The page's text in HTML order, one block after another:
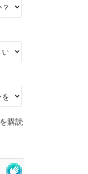
購読